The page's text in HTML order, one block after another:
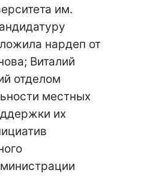
им.
нардеп от
Виталий
отделом
местных
их